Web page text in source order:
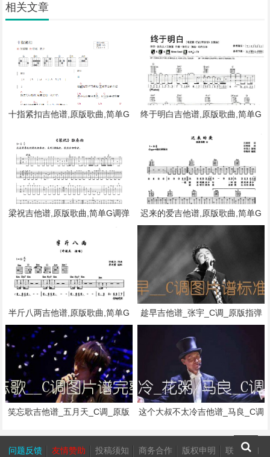
相关文章
十指紧扣吉他谱,原版歌曲,简单G
终于明白吉他谱,原版歌曲,简单G
梁祝吉他谱,原版歌曲,简单G调弹
迟来的爱吉他谱,原版歌曲,简单G
调弹唱教学,六线谱指弹简谱1张图
半斤八两吉他谱,原版歌曲,简单G
调弹唱教学,六线谱指弹简谱2张图
趁早吉他谱_张宇_C调_原版指弹
吉他简谱
笑忘歌吉他谱_五月天_C调_原版
这个大叔不太冷吉他谱_马良_C调
问题反馈 友情赞助 投稿须知 商务合作 版权申明 联系我们